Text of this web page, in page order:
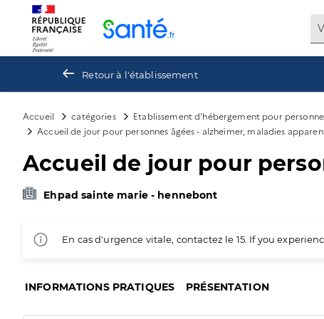
Retour à l'établissement
Accueil catégories Etablissement d'hébergement pour
Accueil de jour pour personnes âgées - alzheimer, maladies
Accueil de jour pour
Ehpad sainte marie - hennebont
En cas d'urgence vitale, contactez le 15. If you
INFORMATIONS PRATIQUES PRÉSENTATION
Panneau de gestion des cookies